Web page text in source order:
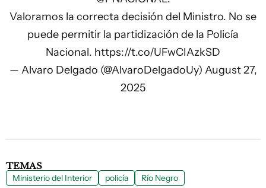
Valoramos la correcta decisión del Ministro. No se
puede permitir la partidización de la Policía
Nacional. https://t.co/UFwCIAzkSD
— Alvaro Delgado (@AlvaroDelgadoUy) August 27,
2025
TEMAS
Ministerio del Interior policía Río Negro